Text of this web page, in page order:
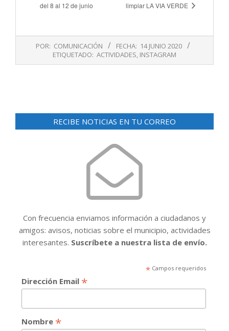
del 8 al 12 de junio
limpiar LA VIA VERDE
14
POR: COMUNICACIÓN FECHA: 14 JUNIO 2020
ETIQUETADO: ACTIVIDADES INSTAGRAM
RECIBE NOTICIAS EN TU CORREO
Con frecuencia enviamos información a ciudadanos y
amigos: avisos, noticias sobre el municipio, actividades
interesantes. Suscríbete a nuestra lista de envío.
*Campos requeridos
Dirección Email *
Nombre *